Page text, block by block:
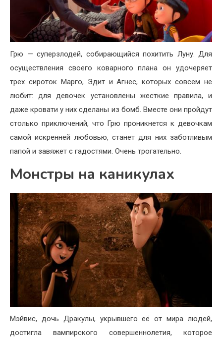
Грю — суперзлодей, собирающийся похитить Луну. Для
осуществления своего коварного плана он удочеряет
трех сироток Марго, Эдит и Агнес, которых совсем не
любит: для девочек установлены жесткие правила, и
даже кровати у них сделаны из бомб. Вместе они пройдут
столько приключений, что Грю проникнется к девочкам
самой искренней любовью, станет для них заботливым
папой и завяжет с гадостями. Очень трогательно.
Монстры на каникулах
Мэйвис, дочь Дракулы, укрывшего её от мира людей,
достигла вампирского совершеннолетия, которое